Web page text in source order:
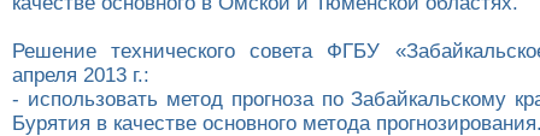
Решение технического совета ФГБУ
апреля 2013 г.:
- использовать метод прогноза по Забайкальскому
Бурятия в качестве основного метода